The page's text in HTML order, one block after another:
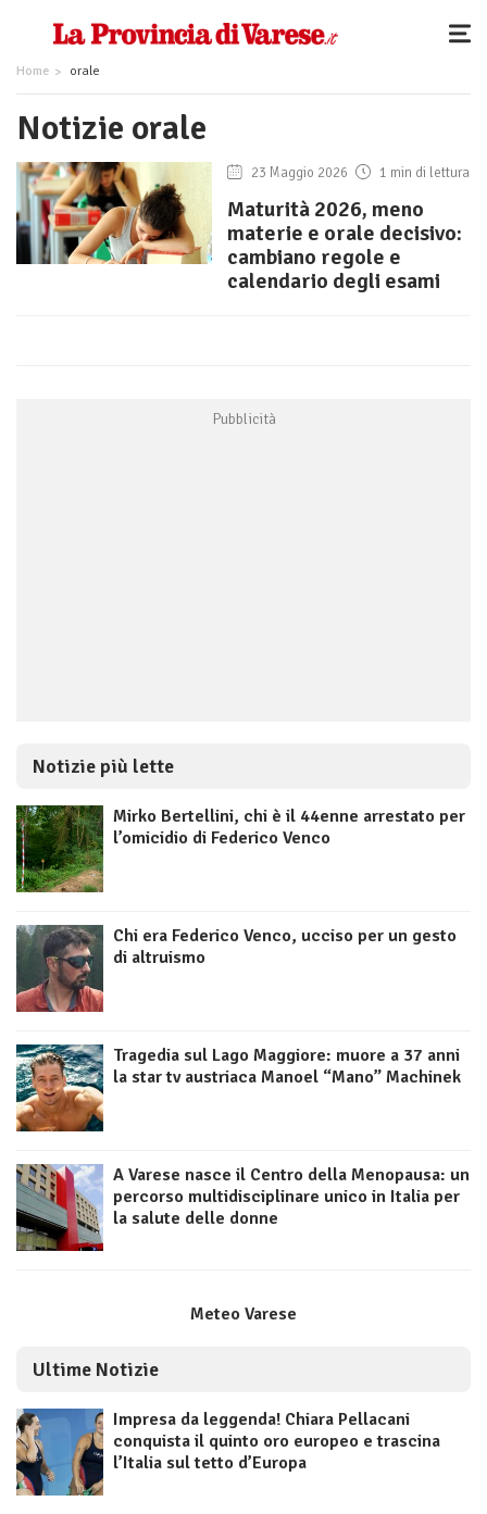
Home orale
Notizie orale
23 Maggio 2026 1 min di lettura
Maturità 2026, meno
materie e orale decisivo:
cambiano regole e
calendario degli esami
Notizie più lette
Mirko Bertellini, chi è il 44enne arrestato per
l’omicidio di Federico Venco
Chi era Federico Venco, ucciso per un gesto
di altruismo
Tragedia sul Lago Maggiore: muore a 37 anni
la star tv austriaca Manoel “Mano” Machinek
A Varese nasce il Centro della Menopausa: un
percorso multidisciplinare unico in Italia per
la salute delle donne
Meteo Varese
Ultime Notizie
Impresa da leggenda! Chiara Pellacani
conquista il quinto oro europeo e trascina
l’Italia sul tetto d’Europa